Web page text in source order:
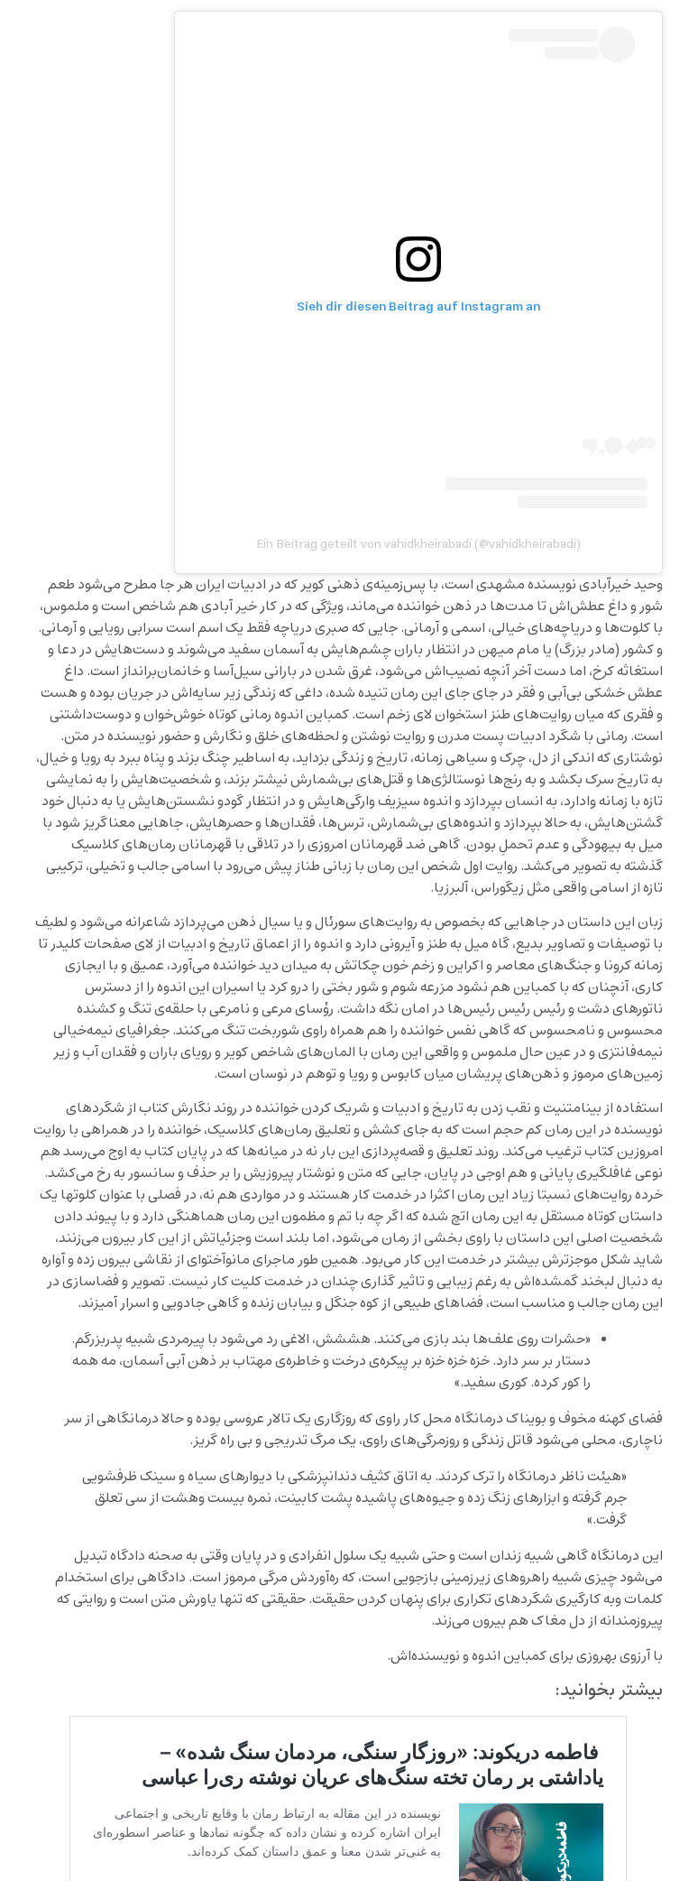
Sieh dir diesen Beitrag auf Instagram an
Ein Beitrag geteilt von vahidkheirabadi (@vahidkheirabadi)
وحید خیرآبادی نویسنده مشهدی است، با پس‌زمینه‌ی ذهنی کویر که در ادبیات ایران هر جا مطرح می‌شود طعم
شور و داغ عطش‌اش تا مدت‌ها در ذهن خواننده می‌ماند، ویژگی که در کار خیر آبادی هم شاخص است و ملموس،
با کلوت‌ها و دریاچه‌های خیالی، اسمی و آرمانی. جایی که صبری دریاچه فقط یک اسم است سرابی رویایی و آرمانی.
و کشور (مادر بزرگ) یا مام میهن در انتظار باران چشم‌هایش به آسمان سفید می‌شوند و دست‌هایش در دعا و
استغاثه کرخ، اما دست آخر آنچه نصیب‌اش می‌شود، غرق شدن در بارانی سیل‌آسا و خانمان‌برانداز است. داغ
عطش خشکی بی‌آبی و فقر در جای جای این رمان تنیده شده، داغی که زندگی زیر سایه‌اش در جریان بوده و هست
و فقری که میان روایت‌های طنز استخوان لای زخم است. کمباین اندوه رمانی کوتاه خوش‌خوان و دوست‌داشتنی
است. رمانی با شگرد ادبیات پست مدرن و روایت نوشتن و لحظه‌های خلق و نگارش و حضور نویسنده در متن.
نوشتاری که اندکی از دل، چرک و سیاهی زمانه، تاریخ و زندگی بزداید، به اساطیر چنگ بزند و پناه ببرد به رویا و خیال،
به تاریخ سرک بکشد و به رنج‌ها نوستالژی‌ها و قتل‌های بی‌شمارش نیشتر بزند، و شخصیت‌هایش را به نمایشی
تازه با زمانه وادارد، به انسان بپردازد و اندوه سیزیف وارگی‌هایش و در انتظار گودو نشستن‌هایش یا به دنبال خود
گشتن‌هایش، به حالا بپردازد و اندوه‌های بی‌شمارش، ترس‌ها، فقدان‌ها و حصرهایش، جاهایی معناگریز شود با
میل به بیهودگی و عدم تحملِ بودن. گاهی ضد قهرمانان امروزی را در تلاقی با قهرمانان رمان‌های کلاسیک
گذشته به تصویر می‌کشد. روایت اول شخص این رمان با زبانی طناز پیش می‌رود با اسامی جالب و تخیلی، ترکیبی
تازه از اسامی واقعی مثل زیگوراس، آلبرزیا.
زبان این داستان در جاهایی که بخصوص به روایت‌های سورئال و یا سیال ذهن می‌پردازد شاعرانه می‌شود و لطیف
با توصیفات و تصاویر بدیع، گاه میل به طنز و آیرونی دارد و اندوه را از اعماق تاریخ و ادبیات از لای صفحات کلیدر تا
زمانه کرونا و جنگ‌های معاصر و اکراین و زخم خون چکاتش به میدان دید خواننده می‌آورد، عمیق و با ایجازی
کاری، آنچنان که با کمباین هم نشود مزرعه شوم و شور بختی را درو کرد یا اسیران این اندوه را از دسترس
ناتورهای دشت و رئیس رئیس رئیس‌ها در امان نگه داشت. رؤسای مرعی و نامرعی با حلقه‌ی تنگ و کشنده
محسوس و نامحسوس که گاهی نفس خواننده را هم‌ همراه راوی شوربخت تنگ می‌کنند. جغرافیای نیمه‌خیالی
نیمه‌فانتزی و در عین حال ملموس و واقعی این رمان با المان‌های شاخص کویر و رویای باران و فقدان آب و زیر
زمین‌های مرموز و ذهن‌های پریشان میان کابوس و رویا و توهم‌ در نوسان است.
استفاده از بینامتنیت و نقب زدن به تاریخ و ادبیات و شریک کردن خواننده در روند نگارش کتاب از شگردهای
نویسنده در این رمان کم حجم است که به جای کشش و تعلیق رمان‌های کلاسیک، خواننده را در همراهی با روایت
امروزین کتاب ترغیب می‌کند. روند تعلیق و قصه‌پردازی این بار نه در میانه‌ها که در پایان کتاب به اوج می‌رسد هم
نوعی غافلگیری پایانی و هم اوجی در پایان، جایی که متن و نوشتار پیروزیش را بر حذف و سانسور به رخ می‌کشد.
خرده روایت‌های نسبتا زیاد این رمان اکثرا در خدمت کار هستند و در مواردی هم نه، در فصلی با عنوان کلوتها یک
داستان کوتاه مستقل به این رمان اتچ شده که اگر چه با تم و مظمون این رمان هماهنگی دارد و با پیوند دادن
شخصیت اصلی این داستان با راوی بخشی از رمان می‌شود، اما بلند است وجزئیاتش از این کار بیرون می‌زنند،
شاید شکل موجزترش بیشتر در خدمت این کار می‌بود. همین طور ماجرای مانوآختوای از نقاشی بیرون زده و آواره
به دنبال لبخند گمشده‌اش به رغم زیبایی و تاثیر گذاری چندان در خدمت کلیت کار نیست. تصویر و فضاسازی در
این رمان جالب و مناسب است، فضاهای طبیعی از کوه جنگل و بیابان زنده و گاهی جادویی و اسرار آمیزند.
«حشرات روی علف‌ها بند بازی می‌کنند. هششش، الاغی رد می‌شود با پیرمردی شبیه پدربزرگم.
دستار بر سر دارد. خزه خزه خزه بر پیکره‌ی درخت و خاطره‌ی مهتاب بر ذهن آبی آسمان، مه همه
را کور کرده. کوری سفید.»
فضای کهنه مخوف و بویناک درمانگاه محل کار راوی که روزگاری یک تالار عروسی بوده و حالا درمانگاهی از سر
ناچاری، محلی می‌شود قاتل زندگی و روزمرگی‌های راوی، یک مرگ تدریجی و بی راه گریز.
«هیئت ناظر درمانگاه را ترک کردند. به اتاق کثیف دندانپزشکی با دیوارهای سیاه و سینک ظرفشویی
جرم گرفته و ابزارهای زنگ زده و جیوه‌های پاشیده پشت کابینت، نمره بیست وهشت از سی تعلق
گرفت.»
این درمانگاه گاهی شبیه زندان است و حتی شبیه یک سلول انفرادی و در پایان وقتی به صحنه دادگاه تبدیل
می‌شود چیزی شبیه راهروهای زیرزمینی بازجویی است، که ره‌آوردش مرگی مرموز است. دادگاهی برای استخدام
کلمات وبه کارگیری شگردهای تکراری برای پنهان کردن حقیقت. حقیقتی که تنها یاورش متن است و روایتی که
پیروزمندانه از دل مغاک هم بیرون می‌زند.
با آرزوی بهروزی برای کمباین اندوه و نویسنده‌‌اش.
بیشتر بخوانید: